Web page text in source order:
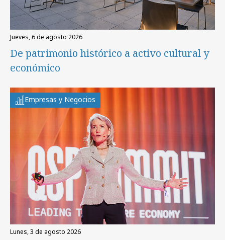
jueves, 6 de agosto 2026
De patrimonio histórico a activo cultural y
económico
Empresas y Negocios
lunes, 3 de agosto 2026